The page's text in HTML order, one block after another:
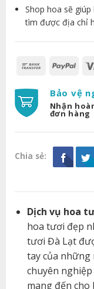
Shop hoa sẽ
tìm được địa chỉ
Bảo vệ
Nhận
đơn hàng
Chia sẻ:
Dịch vụ hoa
hoa tươi đẹp
tươi Đà Lạt
tay của những
chuyên
mang đến